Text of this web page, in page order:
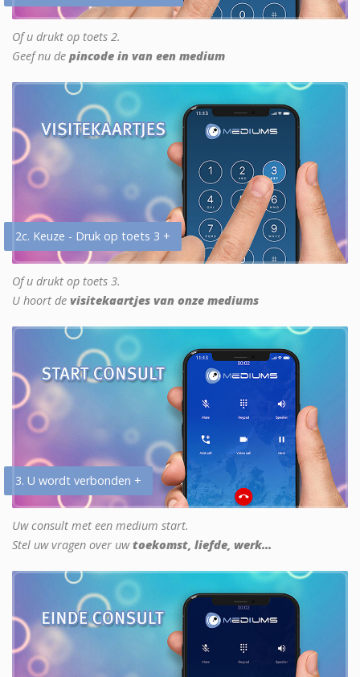
Of u drukt op toets 2.
Geef nu de pincode in van een medium
2c. Keuze - Druk op toets 3 +
Of u drukt op toets 3.
U hoort de visitekaartjes van onze mediums
3. U wordt verbonden +
Uw consult met een medium start.
Stel uw vragen over uwtoekomst, liefde, werk...